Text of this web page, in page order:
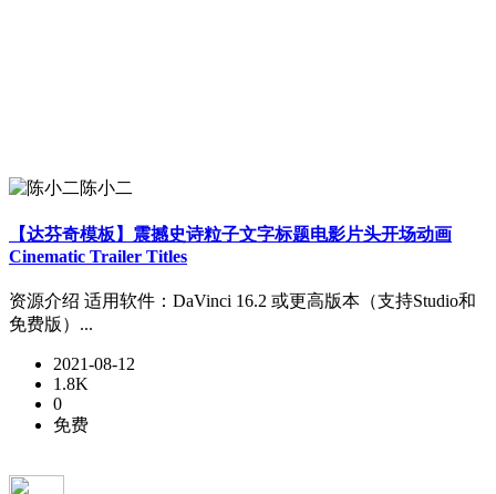
陈小二
【达芬奇模板】震撼史诗粒子文字标题电影片头开场动画
Cinematic Trailer Titles
资源介绍 适用软件：DaVinci 16.2 或更高版本（支持Studio和
免费版）...
2021-08-12
1.8K
0
免费